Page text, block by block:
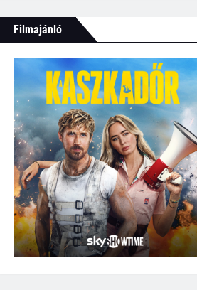
Filmajánló